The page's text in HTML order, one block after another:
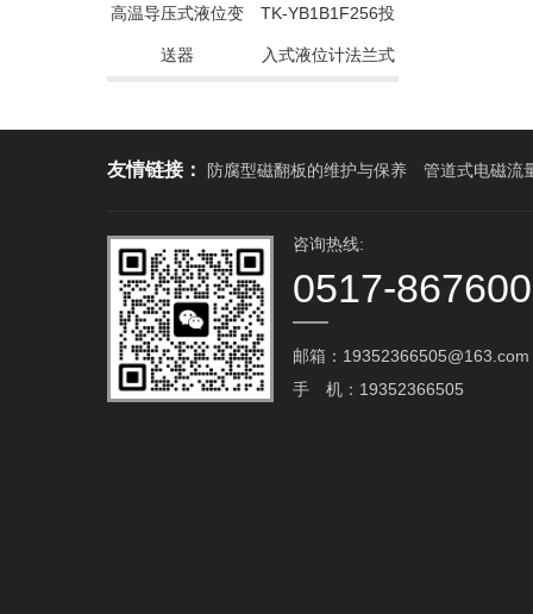
高温导压式液位变
送器
TK-YB1B1F256投
入式液位计法兰式
友情链接： 防腐型磁翻板的维护与保养 管道式电磁流
咨询热线:
0517-
邮箱：19352366505@163.com‬
手 机：19352366505